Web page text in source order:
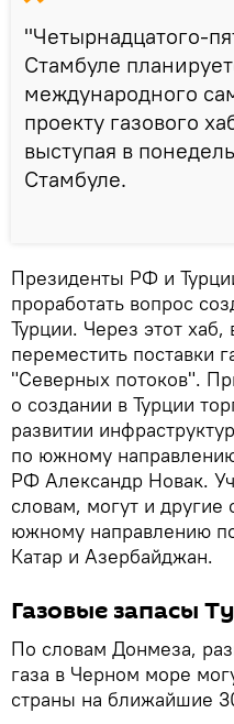
"Четырнадцатого-
Стамбуле
международного
проекту газового
выступая в
Стамбуле.
Президенты РФ и
проработать вопрос
Турции. Через этот
переместить поставки
"Северных потоков".
о создании в Турции
развитии
по южному
РФ Александр Новак.
словам, могут и другие
южному направлению
Катар и Азербайджан.
Газовые запасы
По словам Донмеза,
газа в Черном море
страны на ближайшие